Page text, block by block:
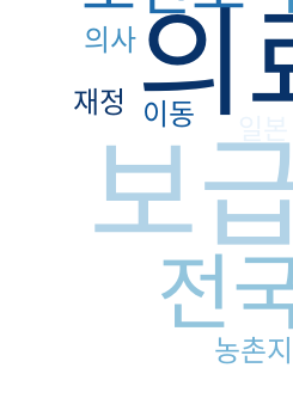
의
보
전
이동
재정
농촌
의사